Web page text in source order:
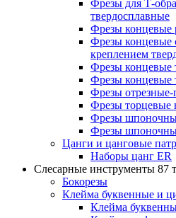
Фрезы для Т-
твердосплавные
Фрезы концевые
Фрезы концевые
креплением
Фрезы концевые
Фрезы концевые
Фрезы отрезные-
Фрезы торцевые
Фрезы
Фрезы
Цанги и цанговые
Наборы цанг ER
Слесарные инструменты 87
Бокорезы
Клейма буквенные и
Клейма